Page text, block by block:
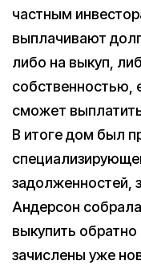
частным
выплачивают
либо на выкуп,
собственностью,
сможет
В итоге дом был
задолженностей,
Андерсон
выкупить
зачислены уже